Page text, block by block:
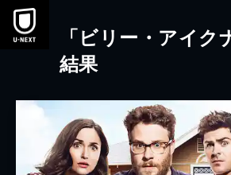
本文へスキップ
「ビリー・アイク
結果